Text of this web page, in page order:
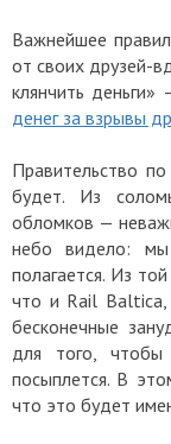
Важнейшее
от своих друзей-
клянчить
денег за взрывы
Правительство
будет. Из
обломков —
небо видело:
полагается. Из
что и Rail Baltica,
бесконечные
для того,
посыплется. В
что это будет